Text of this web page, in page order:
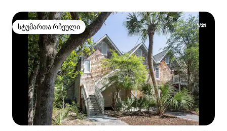
სტუმართა რჩეული
სტუმართა რჩეული